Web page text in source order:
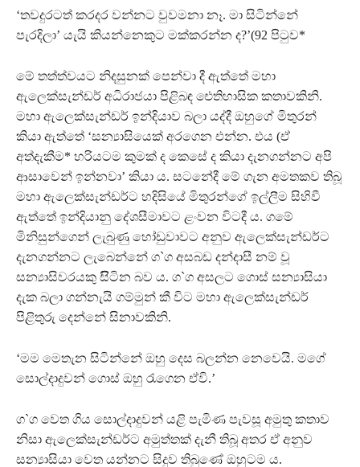
‘තවදුරටත් කරදර වන්නට වුවමනා නෑ. මා සිටින්නේ
පැරදිලා’ යැයි කියන්නෙකුට මක්කරන්න ද?’(92 පිටුව*
මේ තත්ත්වයට නිදසුනක් පෙන්වා දී ඇත්තේ මහා
ඇලෙක්සැන්ඩර් අධිරාජයා පිළිබඳ ඓතිහාසික කතාවකිනි.
මහා ඇලෙක්සැන්ඩර් ඉන්දියාව බලා යද්දී ඔහුගේ මිතුරන්
කියා ඇත්තේ ‘සන්‍යාසියෙක් අරගෙන එන්න. එය (ඒ
අත්දැකීම* හරියටම කුමක් ද කෙසේ ද කියා දැනගන්නට අපි
ආසාවෙන් ඉන්නවා’ කියා ය. සටනේදී මේ ගැන අමතකව තිබූ
මහා ඇලෙක්සැන්ඩර්ට හදිසියේ මිතුරන්ගේ ඉල්ලීම සිහිවී
ඇත්තේ ඉන්දියානු දේශසීමාවට ළංවන විටදී ය. ගමේ
මිනිසුන්ගෙන් ලැබුණු හෝඩුවාවට අනුව ඇලෙක්සැන්ඩර්ට
දැනගන්නට ලැබෙන්නේ ග`ග අසබඩ දන්දාසී නම් වූ
සන්‍යාසිවරයකු සිිටින බව ය. ග`ග අසලට ගොස් සන්‍යාසියා
දැක බලා ගන්නැයි ගම්මුන් කී විට මහා ඇලෙක්සැන්ඩර්
පිළිතුරු දෙන්නේ සිනාවකිනි.
‘මම මෙතැන සිටින්නේ ඔහු දෙස බලන්න නෙවෙයි. මගේ
සොල්දාදුවන් ගොස් ඔහු රැගෙන ඒවි.’
ග`ග වෙත ගිය සොල්දාදුවන් යළි පැමිණ පැවසූ අමුතු කතාව
නිසා ඇලෙක්සැන්ඩර්ට අමුත්තක් දැනී තිබූ අතර ඒ අනුව
සන්‍යාසියා වෙත යන්නට සිදුව තිබුණේ ඔහුටම ය.